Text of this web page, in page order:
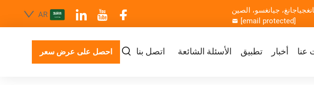
[email protected]
AR
عنا أخبار تطبيق الأسئلة الشائعة اتصل بنا احصل على عرض سعر